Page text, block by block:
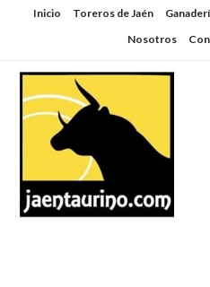
SaltarInicio Toreros de Jaén
Nosotros